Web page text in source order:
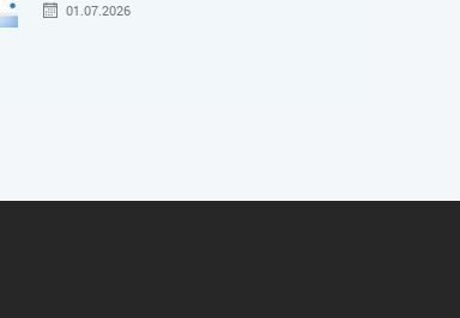
01.07.2026